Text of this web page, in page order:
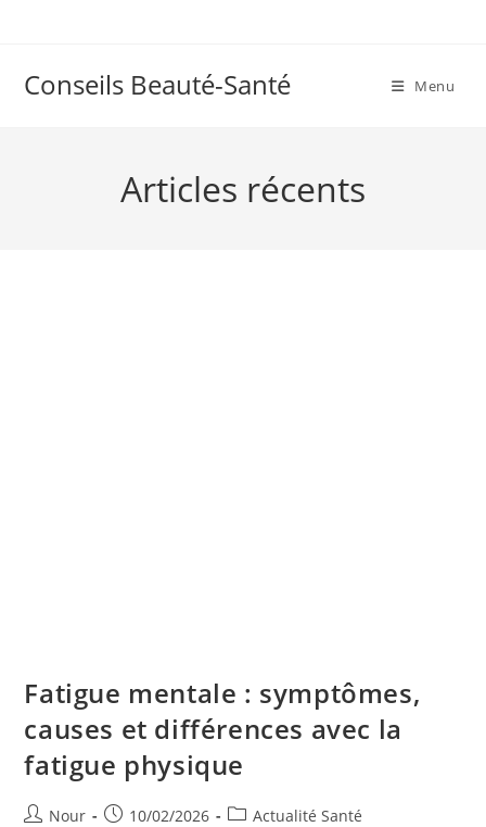
Conseils Beauté-Santé Menu
Articles récents
Fatigue mentale : symptômes,
causes et différences avec la
fatigue physique
Auteur/autrice
Nour
Publication
10/02/2026
PostActualité Santé